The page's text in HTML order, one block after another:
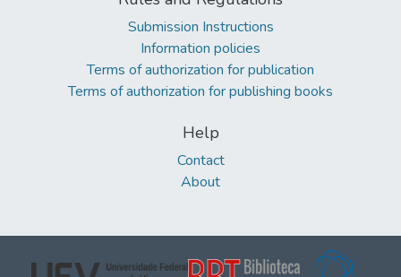
Submission Instructions
Information policies
Terms of authorization for publication
Terms of authorization for publishing books
Help
Contact
About